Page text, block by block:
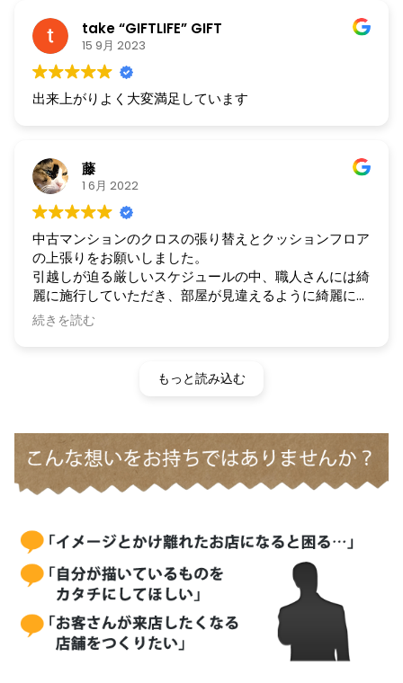
ございました。take “GIFTLIFE” GIFT
15 9月 2023
出来上がりよく大変満足しています
藤
1 6月 2022
中古マンションのクロスの張り替えとクッションフロア
の上張りをお願いしました。
引越しが迫る厳しいスケジュールの中、職人さんには綺
麗に施行していただき、部屋が見違えるように綺麗にな
りました。
お陰様で清々しい気持ちで入居することができました。
急にご対応くださり、本当に助かりました。機会があり
ましたらまた是非お願いしたいです。
続きを読む
もっと読み込む